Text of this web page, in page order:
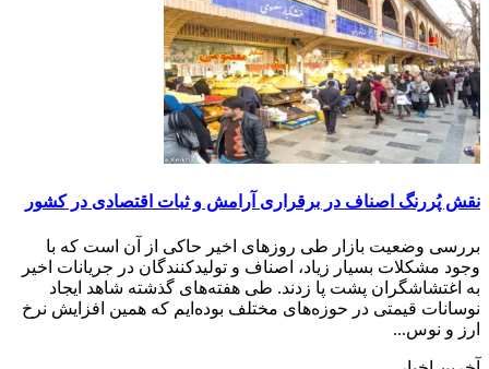
نقش پُررنگ اصناف در برقراری آرامش و ثبات اقتصادی در کشور
بررسی وضعیت بازار طی روزهای اخیر حاکی از آن است که با
وجود مشکلات بسیار زیاد، اصناف و تولیدکنندگان در جریانات اخیر
به اغتشاشگران پشت پا زدند. طی هفته‌های گذشته شاهد ایجاد
نوسانات قیمتی در حوزه‌های مختلف بوده‌ایم که همین افزایش نرخ
ارز و نوس...